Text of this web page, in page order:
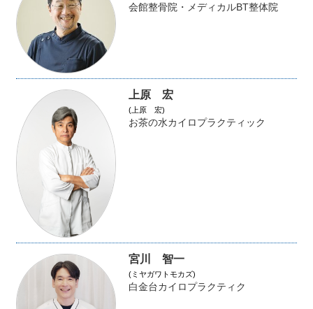
会館整骨院・メディカルBT整体院
上原 宏
(上原 宏)
お茶の水カイロプラクティック
宮川 智一
(ミヤガワトモカズ)
白金台カイロプラクティク